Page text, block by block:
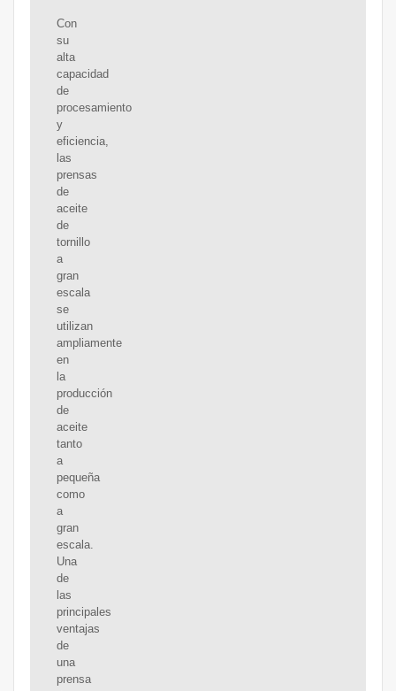
Con
su
alta
capacidad
de
procesamiento
y
eficiencia,
las
prensas
de
aceite
de
tornillo
a
gran
escala
se
utilizan
ampliamente
en
la
producción
de
aceite
tanto
a
pequeña
como
a
gran
escala.
Una
de
las
principales
ventajas
de
una
prensa